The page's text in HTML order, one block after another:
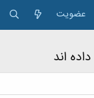
عضویت